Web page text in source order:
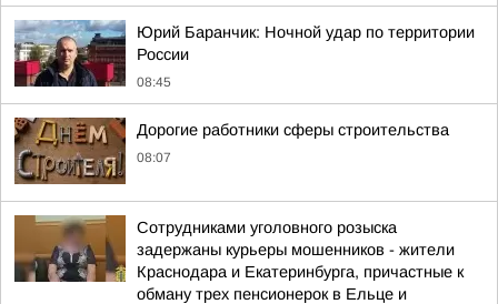
Юрий Баранчик: Ночной удар по территории
России
08:45
Дорогие работники сферы строительства
08:07
Сотрудниками уголовного розыска
задержаны курьеры мошенников - жители
Краснодара и Екатеринбурга, причастные к
обману трех пенсионерок в Ельце и